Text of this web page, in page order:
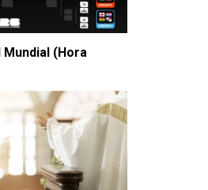
(Hora